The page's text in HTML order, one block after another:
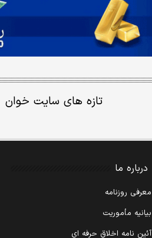
تازه های سایت خوان
درباره ما
معرفی روزنامه
بیانیه مأموریت
آئین نامه اخلاق حرفه ای